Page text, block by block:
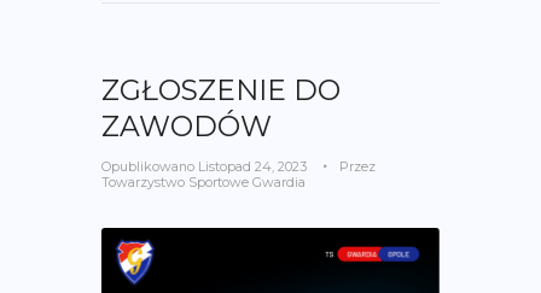
ZGŁOSZENIE DO
ZAWODÓW
Opublikowano Listopad 24, 2023
Przez
Towarzystwo Sportowe Gwardia